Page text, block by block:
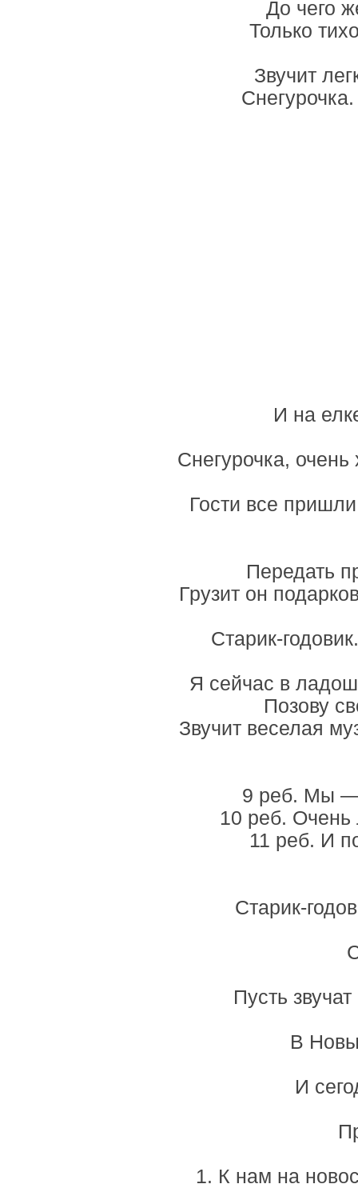
До чего
Только
Звучит
И на
Снегурочка,
Гости все
Передать
Грузит он
Старик-
Я сейчас в
Позову
Звучит веселая
9 реб. Мы —
10 реб. Очень
11 реб. И
Старик-
Пусть
В
И
1. К нам на